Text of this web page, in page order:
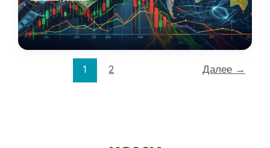
на
пальцах:
что
разгоняет
1 2 Далее →